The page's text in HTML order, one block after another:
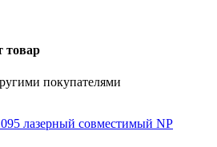
товар
покупателями
лазерный совместимый NP